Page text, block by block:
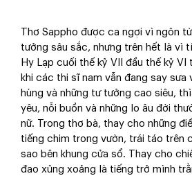
Thơ Sappho được ca ngợi vì ngôn
tưởng sâu sắc, nhưng trên hết là vì
Hy Lạp cuối thế kỷ VII đầu thế kỷ VI
khi các thi sĩ nam vẫn đang say sưa
hùng và những tư tưởng cao siêu,
yêu, nỗi buồn và những lo âu đời
nữ. Trong thơ bà, thay cho những
tiếng chim trong vườn, trái táo trên
sao bên khung cửa sổ. Thay cho
đao xủng xoảng là tiếng trở mình